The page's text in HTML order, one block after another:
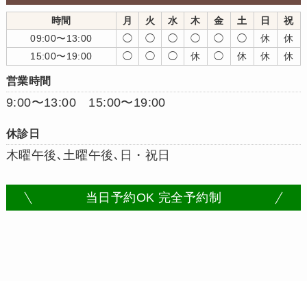
時間 月 火 水 木 金 土 日
祝
09:00〜13:00
◯ ◯ ◯ ◯ ◯ ◯ 休
休
15:00〜19:00
◯ ◯ ◯ 休 ◯ 休 休 休
営業時間
9:00〜13:00 15:00〜19:00
休診日
木曜午後､土曜午後､日・祝日
当日予約OK 完全予約制